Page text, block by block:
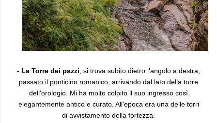
- La Torre dei pazzi , si trova subito dietro l'angolo a destra,
passato il ponticino romanico, arrivando dal lato della torre
dell'orologio. Mi ha molto colpito il suo ingresso così
elegantemente antico e curato. All'epoca era una delle torri
di avvistamento della fortezza.